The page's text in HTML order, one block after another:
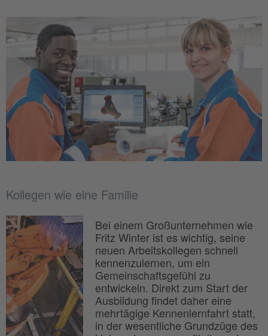
Kollegen wie eine Familie
Bei einem Großunternehmen wie
Fritz Winter ist es wichtig, seine
neuen Arbeitskollegen schnell
kennenzulernen, um ein
Gemeinschaftsgefühl zu
entwickeln. Direkt zum Start der
Ausbildung findet daher eine
mehrtägige Kennenlernfahrt statt,
in der wesentliche Grundzüge des